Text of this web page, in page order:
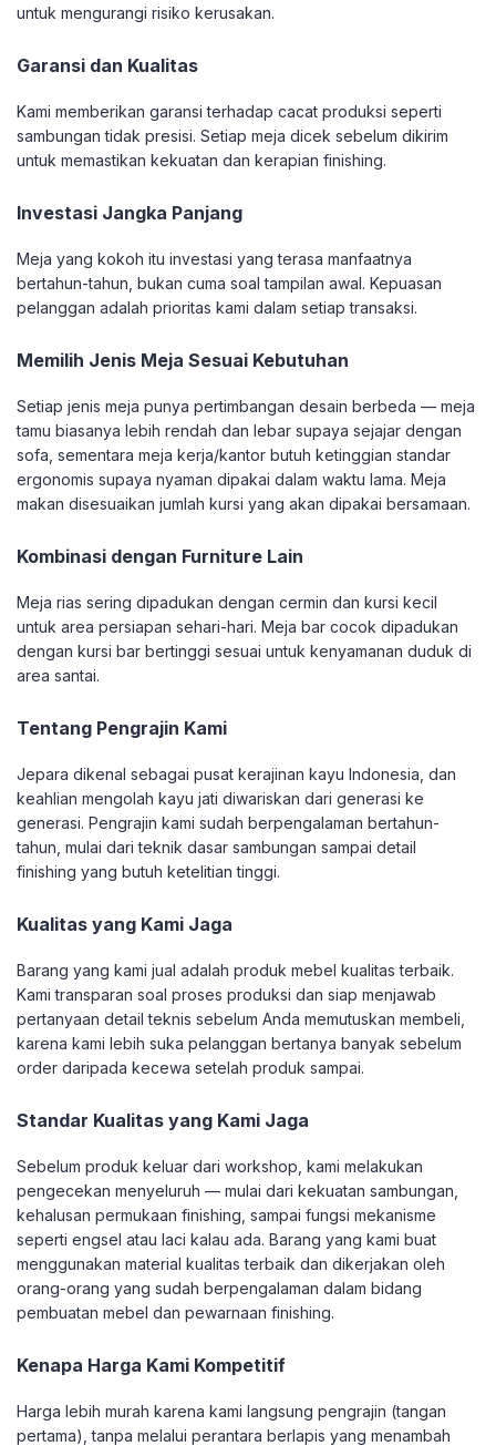
untuk mengurangi risiko kerusakan.
Garansi dan Kualitas
Kami memberikan garansi terhadap cacat produksi seperti
sambungan tidak presisi. Setiap meja dicek sebelum dikirim
untuk memastikan kekuatan dan kerapian finishing.
Investasi Jangka Panjang
Meja yang kokoh itu investasi yang terasa manfaatnya
bertahun-tahun, bukan cuma soal tampilan awal. Kepuasan
pelanggan adalah prioritas kami dalam setiap transaksi.
Memilih Jenis Meja Sesuai Kebutuhan
Setiap jenis meja punya pertimbangan desain berbeda — meja
tamu biasanya lebih rendah dan lebar supaya sejajar dengan
sofa, sementara meja kerja/kantor butuh ketinggian standar
ergonomis supaya nyaman dipakai dalam waktu lama. Meja
makan disesuaikan jumlah kursi yang akan dipakai bersamaan.
Kombinasi dengan Furniture Lain
Meja rias sering dipadukan dengan cermin dan kursi kecil
untuk area persiapan sehari-hari. Meja bar cocok dipadukan
dengan kursi bar bertinggi sesuai untuk kenyamanan duduk di
area santai.
Tentang Pengrajin Kami
Jepara dikenal sebagai pusat kerajinan kayu Indonesia, dan
keahlian mengolah kayu jati diwariskan dari generasi ke
generasi. Pengrajin kami sudah berpengalaman bertahun-
tahun, mulai dari teknik dasar sambungan sampai detail
finishing yang butuh ketelitian tinggi.
Kualitas yang Kami Jaga
Barang yang kami jual adalah produk mebel kualitas terbaik.
Kami transparan soal proses produksi dan siap menjawab
pertanyaan detail teknis sebelum Anda memutuskan membeli,
karena kami lebih suka pelanggan bertanya banyak sebelum
order daripada kecewa setelah produk sampai.
Standar Kualitas yang Kami Jaga
Sebelum produk keluar dari workshop, kami melakukan
pengecekan menyeluruh — mulai dari kekuatan sambungan,
kehalusan permukaan finishing, sampai fungsi mekanisme
seperti engsel atau laci kalau ada. Barang yang kami buat
menggunakan material kualitas terbaik dan dikerjakan oleh
orang-orang yang sudah berpengalaman dalam bidang
pembuatan mebel dan pewarnaan finishing.
Kenapa Harga Kami Kompetitif
Harga lebih murah karena kami langsung pengrajin (tangan
pertama), tanpa melalui perantara berlapis yang menambah